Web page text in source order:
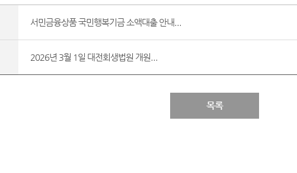
서민금융상품 국민행복기금 소액대출 안내...
2026년 3월 1일 대전회생법원 개원...
목록